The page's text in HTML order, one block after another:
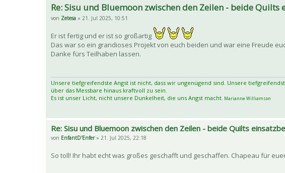
Re: Sisu und Bluemoon zwischen den Zeilen - beide Quilts
von Zetesa » 21. Jul 2025, 10:51
Er ist fertig und er ist so großartig
Das war so ein grandioses Projekt von euch beiden und war eine Freude
Danke fürs Teilhaben lassen.
Unsere tiefgreifendste Angst ist nicht, dass wir ungenügend sind. Unsere
über das Messbare hinaus kraftvoll zu sein.
Es ist unser Licht, nicht unsere Dunkelheit, die uns Angst macht. Marianne Williamson
Re: Sisu und Bluemoon zwischen den Zeilen - beide Quilts
von EnfantD'Enfer» 21. Jul 2025, 22:18
So toll! Ihr habt echt was großes geschafft und geschaffen. Chapeau für